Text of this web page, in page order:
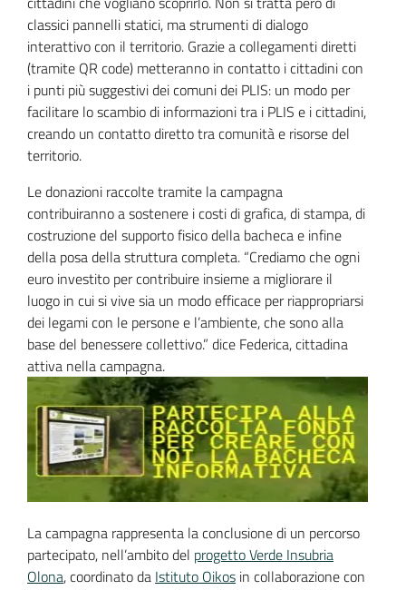
classici pannelli statici, ma strumenti di dialogo
interattivo con il territorio. Grazie a collegamenti diretti
(tramite QR code) metteranno in contatto i cittadini con
i punti più suggestivi dei comuni dei PLIS: un modo per
facilitare lo scambio di informazioni tra i PLIS e i cittadini,
creando un contatto diretto tra comunità e risorse del
territorio.
Le donazioni raccolte tramite la campagna
contribuiranno a sostenere i costi di grafica, di stampa, di
costruzione del supporto fisico della bacheca e infine
della posa della struttura completa. “Crediamo che ogni
euro investito per contribuire insieme a migliorare il
luogo in cui si vive sia un modo efficace per riappropriarsi
dei legami con le persone e l’ambiente, che sono alla
base del benessere collettivo.” dice Federica, cittadina
attiva nella campagna.
La campagna rappresenta la conclusione di un percorso
partecipato, nell’ambito del progetto Verde Insubria
Olona, coordinato da Istituto Oikos in collaborazione con